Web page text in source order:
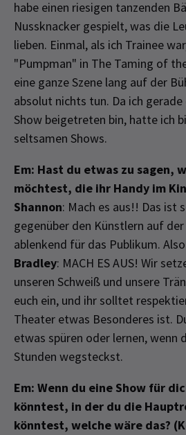
habe einen riesigen tanzenden
Nussknacker gespielt, was die
lieben. Einmal, als ich Trainee
"Pumpman" in The Taming of
eine ganze Szene lang auf der
absolut nichts tun. Da ich
Show beigetreten bin, hatte ich
seltsamen Shows.
Em: Hast du etwas zu sagen,
möchtest, die ihr Handy im
Shannon: Mach es aus!! Das ist
gegenüber den Künstlern auf
ablenkend für das Publikum.
Bradley: MACH ES AUS! Wir
unseren Schweiß und unsere
euch ein, und ihr solltet
Theater etwas Besonderes ist.
etwas spüren oder lernen, wenn
Stunden wegsteckst.
Em: Wenn du eine Show für
könntest, in der du die
könntest, welche wäre das?